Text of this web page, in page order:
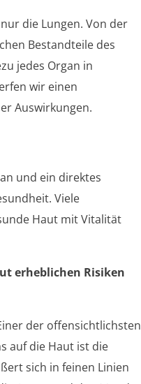
die Lungen. Von der
Bestandteile des
jedes Organ in
wir einen
Auswirkungen.
und ein direktes
Viele
Haut mit Vitalität
erheblichen Risiken
der offensichtlichsten
auf die Haut ist die
sich in feinen Linien